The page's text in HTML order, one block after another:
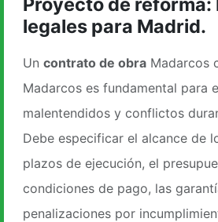
legales para Madrid.
Un contrato de obra Madarcos
Madarcos es fundamental para
malentendidos y conflictos
Debe especificar el alcance de
plazos de ejecución, el
condiciones de pago, las
penalizaciones por